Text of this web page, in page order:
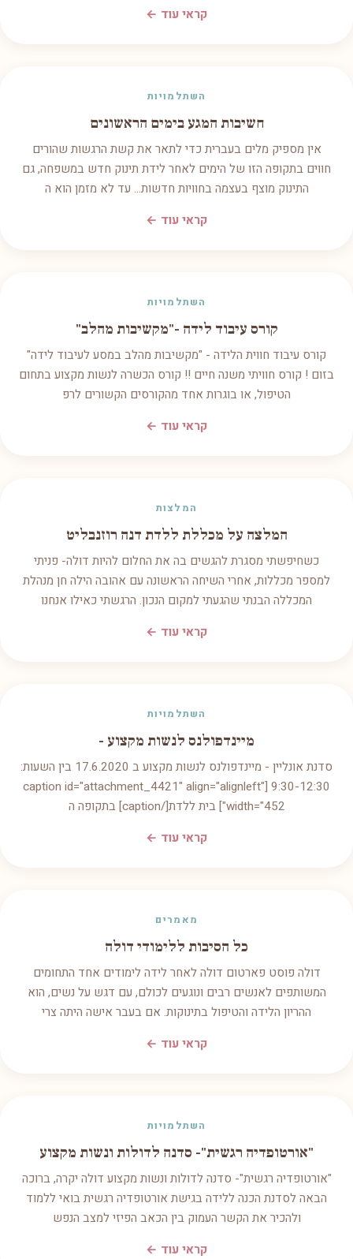
קראי עוד ←
השתלמויות
חשיבות המגע בימים הראשונים
אין מספיק מלים בעברית כדי לתאר את קשת הרגשות שהורים
חווים בתקופה הזו של הימים לאחר לידת תינוק חדש במשפחה, גם
התינוק מוצף בעצמה בחוויות חדשות... עד לא מזמן הוא ה
קראי עוד ←
השתלמויות
קורס עיבוד לידה -"מקשיבות מהלב"
קורס עיבוד חווית הלידה - "מקשיבות מהלב במסע לעיבוד לידה"
בזום ! קורס חוויתי משנה חיים !! קורס הכשרה לנשות מקצוע בתחום
הטיפול, או בוגרות אחד מהקורסים הקשורים לרפ
קראי עוד ←
המלצות
המלצה על מכללת ללדת דנה רוזנבליט
כשחיפשתי מסגרת להגשים בה את החלום להיות דולה- פניתי
למספר מכללות, אחרי השיחה הראשונה עם אהובה הילה חן מנהלת
המכללה הבנתי שהגעתי למקום הנכון. הרגשתי כאילו אנחנו
קראי עוד ←
השתלמויות
מיינדפולנס לנשות מקצוע -
סדנת אונליין - מיינדפולנס לנשות מקצוע ב 17.6.2020 בין השעות:
9:30-12:30 [caption id="attachment_4421" align="alignleft"
width="452"] בית ללדת[/caption] בתקופה ה
קראי עוד ←
מאמרים
כל הסיבות ללימודי דולה
דולה פוסט פארטום דולה לאחר לידה לימודים אחד התחומים
המשותפים לאנשים רבים ונוגעים לכולם, עם דגש על נשים, הוא
ההריון הלידה והטיפול בתינוקות. אם בעבר אישה היתה צרי
קראי עוד ←
השתלמויות
"אורטופדיה רגשית"- סדנה לדולות ונשות מקצוע
"אורטופדיה רגשית"- סדנה לדולות ונשות מקצוע דולה יקרה, ברוכה
הבאה לסדנת הכנה ללידה בגישת אורטופדיה רגשית בואי ללמוד
ולהכיר את הקשר העמוק בין הכאב הפיזי למצב הנפש
קראי עוד ←